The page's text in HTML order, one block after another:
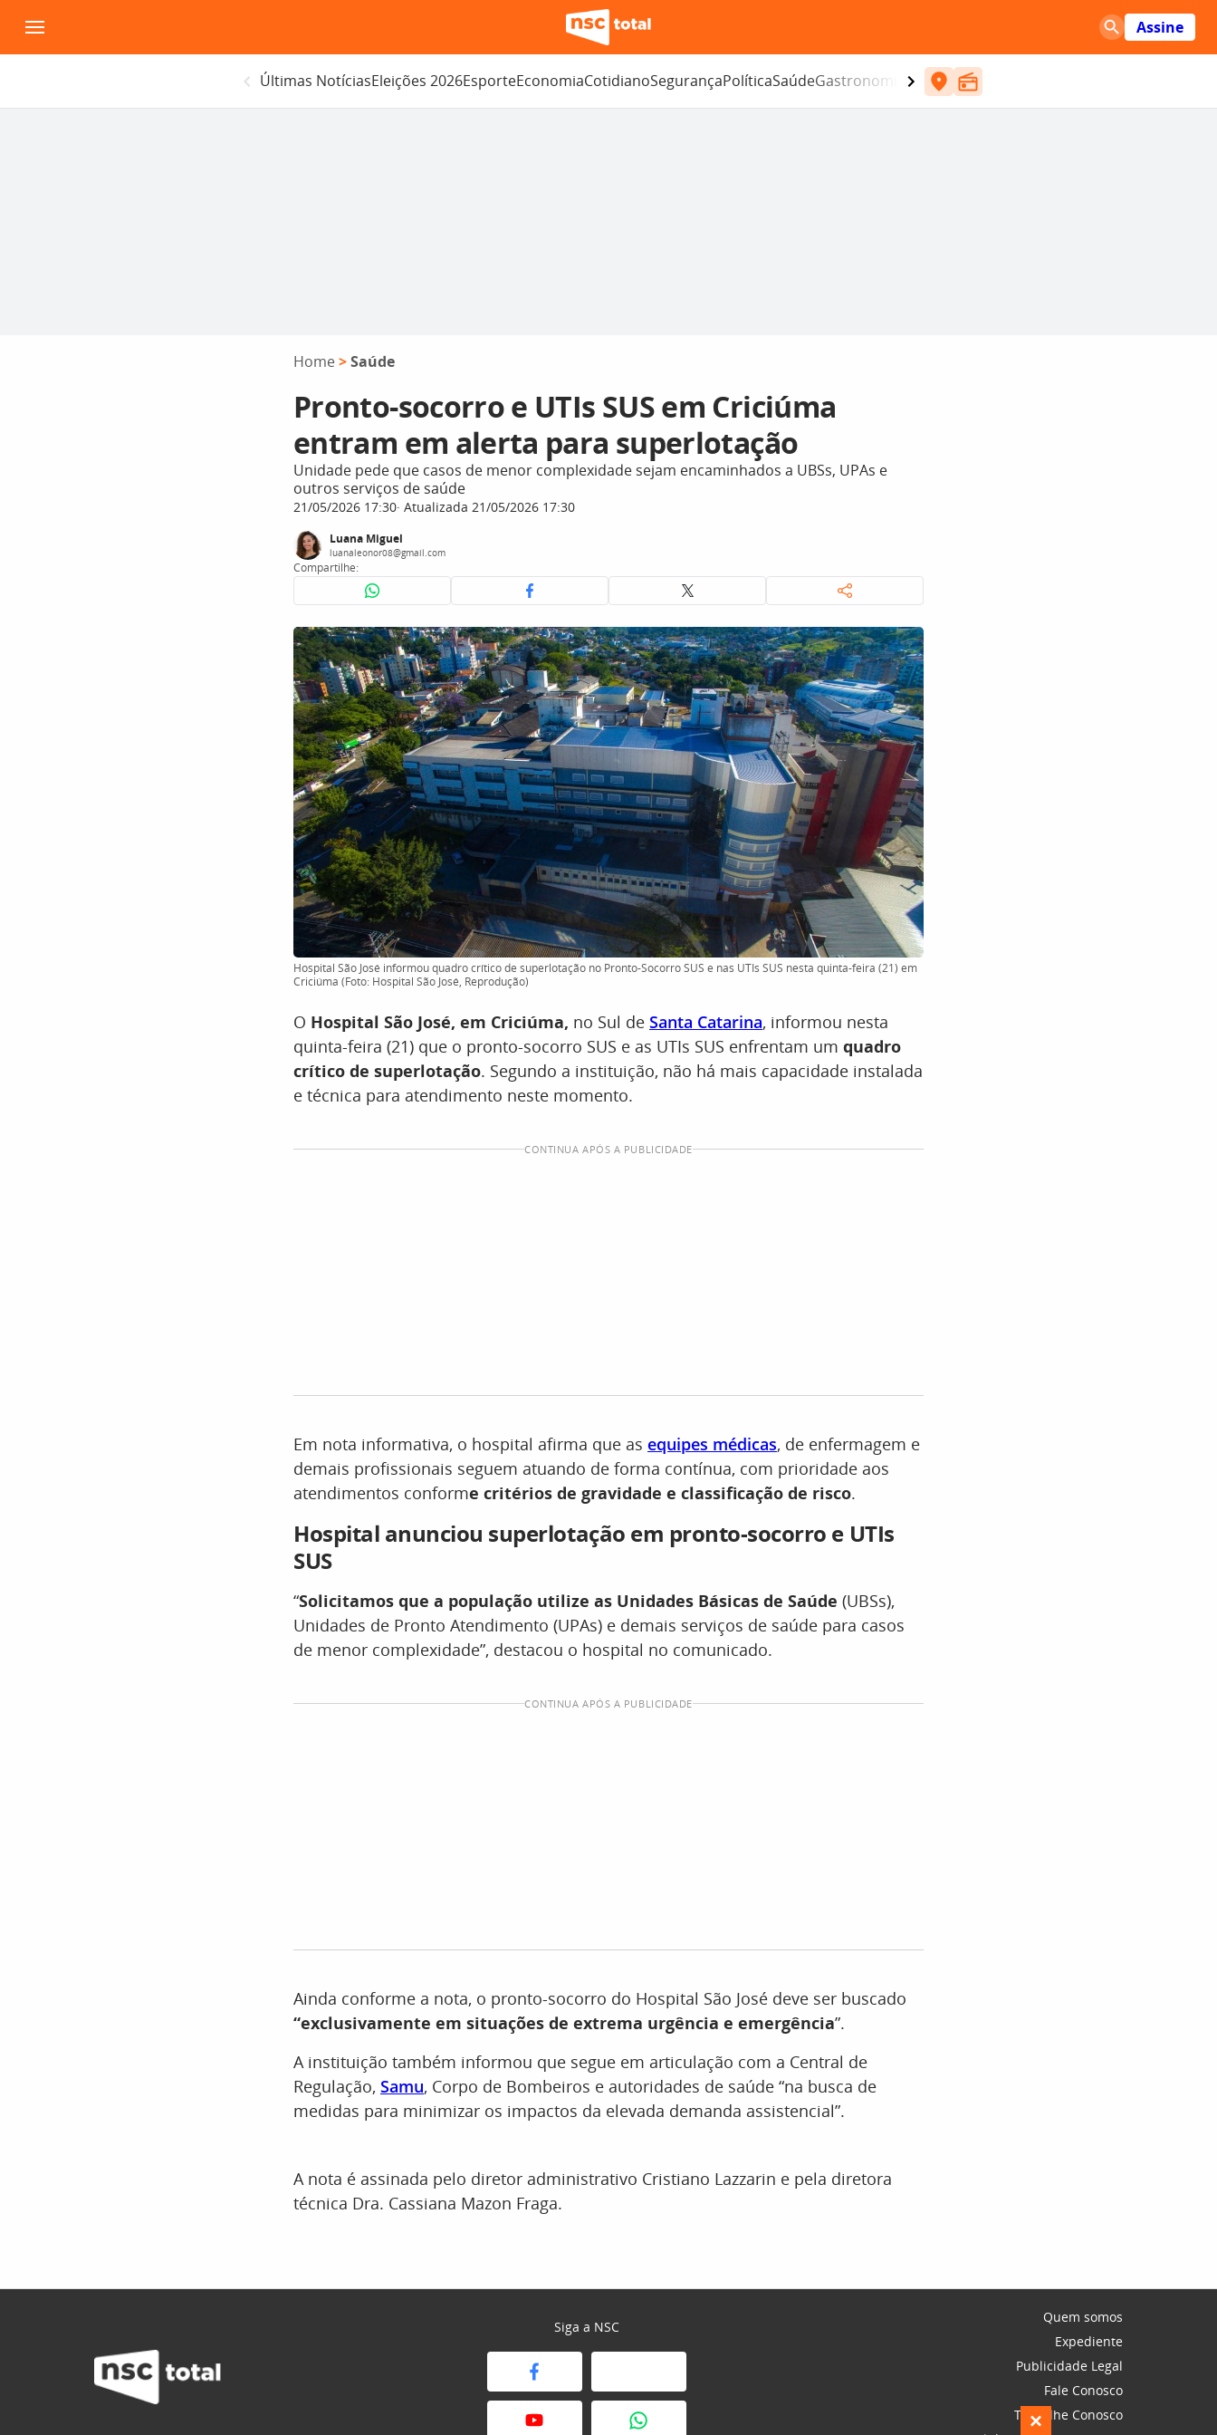
para
o
Assine
Últimas NotíciasEleições 2026EsporteEconomiaCotidianoSegurançaPolíticaSaúdeGastronomia Entretenimento
Home >Saúde
Pronto-socorro e UTIs SUS em Criciúma
entram em alerta para superlotação
Unidade pede que casos de menor complexidade sejam encaminhados a UBSs, UPAs e
outros serviços de saúde
21/05/2026 17:30 Atualizada 21/05/2026 17:30
Luana Miguel
luanaleonor08@gmail.com
Compartilhe:
Hospital São José informou quadro crítico de superlotação no Pronto-Socorro SUS e nas UTIs SUS nesta quinta-feira (21) em
Criciúma (Foto: Hospital São José, Reprodução)
O Hospital São José, em Criciúma, no Sul de Santa Catarina, informou nesta
quinta-feira (21) que o pronto-socorro SUS e as UTIs SUS enfrentam um quadro
crítico de superlotação. Segundo a instituição, não há mais capacidade instalada
e técnica para atendimento neste momento.
CONTINUA APÓS A PUBLICIDADE
Em nota informativa, o hospital afirma que as equipes médicas, de enfermagem e
demais profissionais seguem atuando de forma contínua, com prioridade aos
atendimentos conforme critérios de gravidade e classificação de risco.
Hospital anunciou superlotação em pronto-socorro e UTIs
SUS
“Solicitamos que a população utilize as Unidades Básicas de Saúde (UBSs),
Unidades de Pronto Atendimento (UPAs) e demais serviços de saúde para casos
de menor complexidade”, destacou o hospital no comunicado.
CONTINUA APÓS A PUBLICIDADE
Ainda conforme a nota, o pronto-socorro do Hospital São José deve ser buscado
“exclusivamente em situações de extrema urgência e emergência”.
A instituição também informou que segue em articulação com a Central de
Regulação, Samu, Corpo de Bombeiros e autoridades de saúde “na busca de
medidas para minimizar os impactos da elevada demanda assistencial”.
A nota é assinada pelo diretor administrativo Cristiano Lazzarin e pela diretora
técnica Dra. Cassiana Mazon Fraga.
Siga a NSC
Quem somos
Expediente
Publicidade Legal
Fale Conosco
Trabalhe Conosco
×